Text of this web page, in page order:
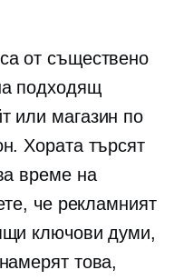
от съществено
подходящ
или магазин по
Хората търсят
време на
че рекламният
ключови думи,
това,